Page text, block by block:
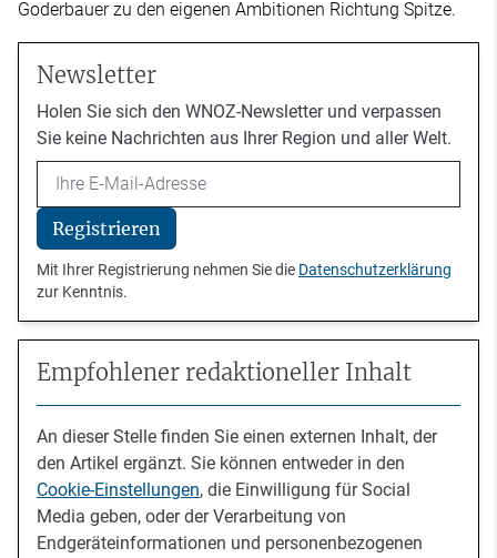
Goderbauer zu den eigenen Ambitionen Richtung Spitze.
Newsletter
Holen Sie sich den WNOZ-Newsletter und verpassen
Sie keine Nachrichten aus Ihrer Region und aller Welt.
Email
Registrieren
Mit Ihrer Registrierung nehmen Sie die Datenschutzerklärung
zur Kenntnis.
Empfohlener redaktioneller Inhalt
An dieser Stelle finden Sie einen externen Inhalt, der
den Artikel ergänzt. Sie können entweder in den
Cookie-Einstellungen, die Einwilligung für Social
Media geben, oder der Verarbeitung von
Endgeräteinformationen und personenbezogenen